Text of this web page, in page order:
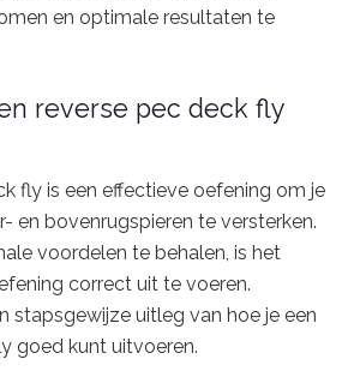
en optimale resultaten te
reverse pec deck fly
fly is een effectieve oefening om je
en bovenrugspieren te versterken.
voordelen te behalen, is het
correct uit te voeren.
stapsgewijze uitleg van hoe je een
goed kunt uitvoeren.